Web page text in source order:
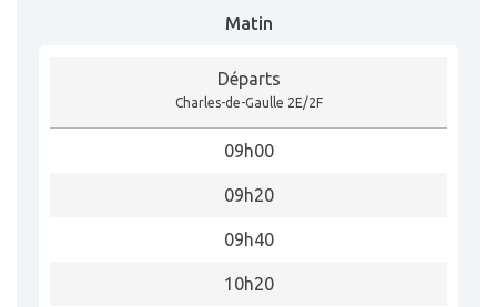
Matin
Départs
Charles-de-Gaulle 2E/2F
09h00
09h20
09h40
10h20